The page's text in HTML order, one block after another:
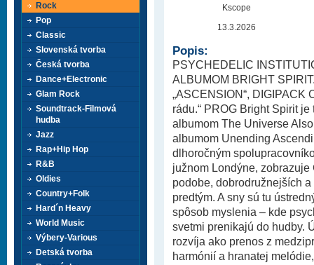
Kscope
13.3.2026
Popis:
PSYCHEDELIC
ALBUMOM BRIGHT
„ASCENSION“, DIGIPACK
rádu.“ PROG Bright Spirit
albumom The Universe
albumom Unending
dlhoročným
južnom Londýne,
podobe, dobrodružnejších
predtým. A sny sú tu
spôsob myslenia – kde
svetmi prenikajú do hudby.
rozvíja ako prenos z
harmónií a hranatej
Rock
Pop
Classic
Slovenská tvorba
Česká tvorba
Dance+Electronic
Glam Rock
Soundtrack-Filmová
hudba
Jazz
Rap+Hip Hop
R&B
Oldies
Country+Folk
Hard´n Heavy
World Music
Výbery-Various
Detská tvorba